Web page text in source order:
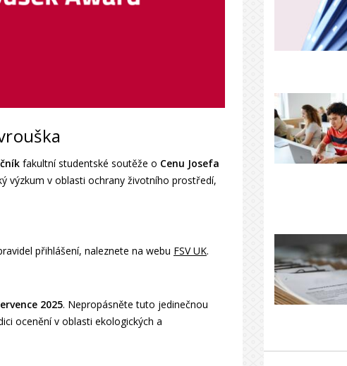
fakultní studentské soutěže o Cenu Josefa
výzkum v oblasti ochrany životního prostředí,
přihlášení, naleznete na webu FSV UK.
2025. Nepropásněte tuto jedinečnou
ocenění v oblasti ekologických a